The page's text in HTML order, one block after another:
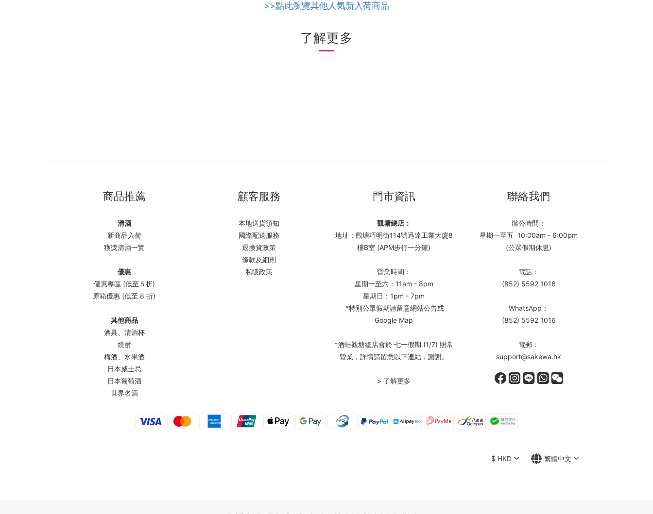
>>點此瀏覽其他人氣新入荷商品
了解更多
商品推薦
清酒
新商品入荷
獲獎清酒一覽
優惠
優惠專區 (低至５折)
原箱優惠 (低至 8 折)
其他商品
酒具、清酒杯
燒酎
梅酒、水果酒
日本威士忌
日本葡萄酒
世界名酒
顧客服務
本地送貨須知
國際配送服務
退換貨政策
條款及細則
私隱政策
門市資訊
觀塘總店：
地址：觀塘巧明街114號迅達工業大廈8
樓B室 (APM步行一分鐘)
營業時間：
星期一至六：11am - 8pm
星期日：1pm - 7pm
*特別公眾假期請留意網站公告或
Google Map
*酒蛙觀塘總店會於 七一假期 (1/7) 照常
營業，詳情請留意以下連結，謝謝。
> 了解更多
聯絡我們
辦公時間：
星期一至五 10:00am - 6:00pm
(公眾假期休息)
電話：
(852) 5592 1016
WhatsApp：
(852) 5592 1016
電郵：
support@sakewa.hk
$ HKD 繁體中文